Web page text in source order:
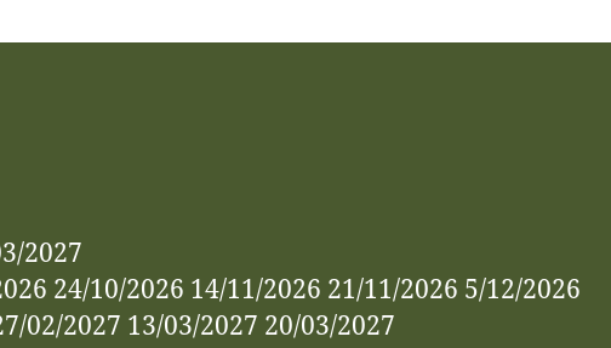
2027
24/10/2026 14/11/2026 21/11/2026 5/12/2026
02/2027 13/03/2027 20/03/2027